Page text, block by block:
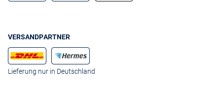
VERSANDPARTNER
Lieferung nur in Deutschland